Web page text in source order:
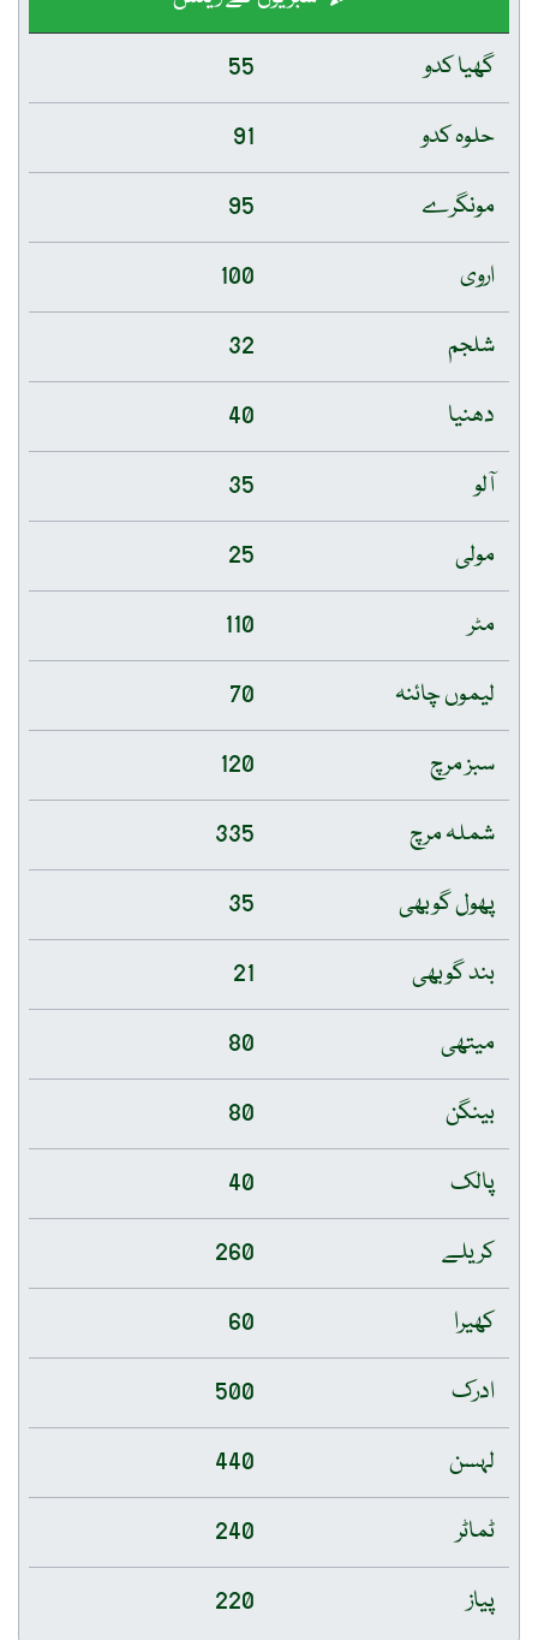
گھیا کدو
55
حلوہ کدو
91
مونگرے
95
اروی
100
شلجم
32
دھنیا
40
آلو
35
مولی
25
مٹر
110
لیموں چائنہ
70
سبز مرچ
120
شملہ مرچ
335
پھول گوبھی
35
بند گوبھی
21
میتھی
80
بینگن
80
پالک
40
کریلے
260
کھیرا
60
ادرک
500
لہسن
440
ٹماٹر
240
پیاز
220